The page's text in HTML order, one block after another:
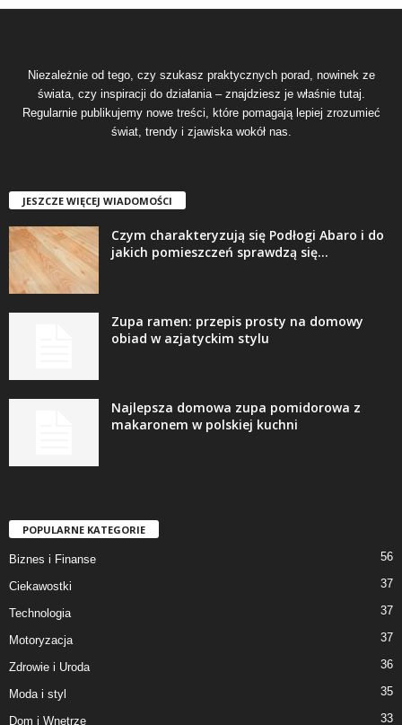
Niezależnie od tego, czy szukasz praktycznych porad, nowinek ze
świata, czy inspiracji do działania – znajdziesz je właśnie tutaj.
Regularnie publikujemy nowe treści, które pomagają lepiej zrozumieć
świat, trendy i zjawiska wokół nas.
JESZCZE WIĘCEJ WIADOMOŚCI
Czym charakteryzują się Podłogi Abaro i do
jakich pomieszczeń sprawdzą się...
Zupa ramen: przepis prosty na domowy
obiad w azjatyckim stylu
Najlepsza domowa zupa pomidorowa z
makaronem w polskiej kuchni
POPULARNE KATEGORIE
Biznes i Finanse 56
Ciekawostki 37
Technologia 37
Motoryzacja 37
Zdrowie i Uroda 36
Moda i styl 35
Dom i Wnętrze 33